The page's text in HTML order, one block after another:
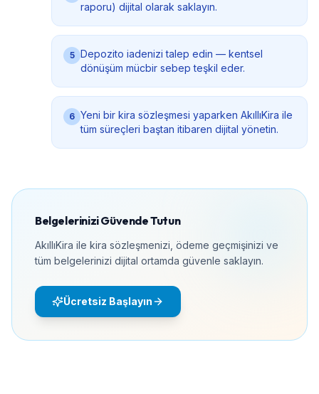
raporu) dijital olarak saklayın.
5 Depozito iadenizi talep edin — kentsel
dönüşüm mücbir sebep teşkil eder.
6 Yeni bir kira sözleşmesi yaparken AkıllıKira ile
tüm süreçleri baştan itibaren dijital yönetin.
Belgelerinizi Güvende Tutun
AkıllıKira ile kira sözleşmenizi, ödeme geçmişinizi ve
tüm belgelerinizi dijital ortamda güvenle saklayın.
Ücretsiz Başlayın